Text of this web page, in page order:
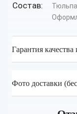
Состав:
Гарантия качества
Фото доставки